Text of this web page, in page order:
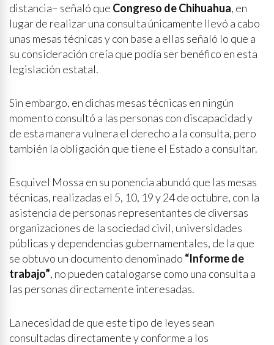
distancia– señaló que Congreso de Chihuahua, en
lugar de realizar una consulta únicamente llevó a cabo
unas mesas técnicas y con base a ellas señaló lo que a
su consideración creía que podía ser benéfico en esta
legislación estatal.
Sin embargo, en dichas mesas técnicas en ningún
momento consultó a las personas con discapacidad y
de esta manera vulnera el derecho a la consulta, pero
también la obligación que tiene el Estado a consultar.
Esquivel Mossa en su ponencia abundó que las mesas
técnicas, realizadas el 5, 10, 19 y 24 de octubre, con la
asistencia de personas representantes de diversas
organizaciones de la sociedad civil, universidades
públicas y dependencias gubernamentales, de la que
se obtuvo un documento denominado “Informe de
trabajo”, no pueden catalogarse como una consulta a
las personas directamente interesadas.
La necesidad de que este tipo de leyes sean
consultadas directamente y conforme a los